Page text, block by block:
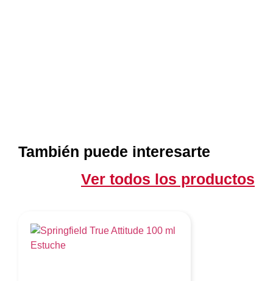
También puede interesarte
Ver todos los productos